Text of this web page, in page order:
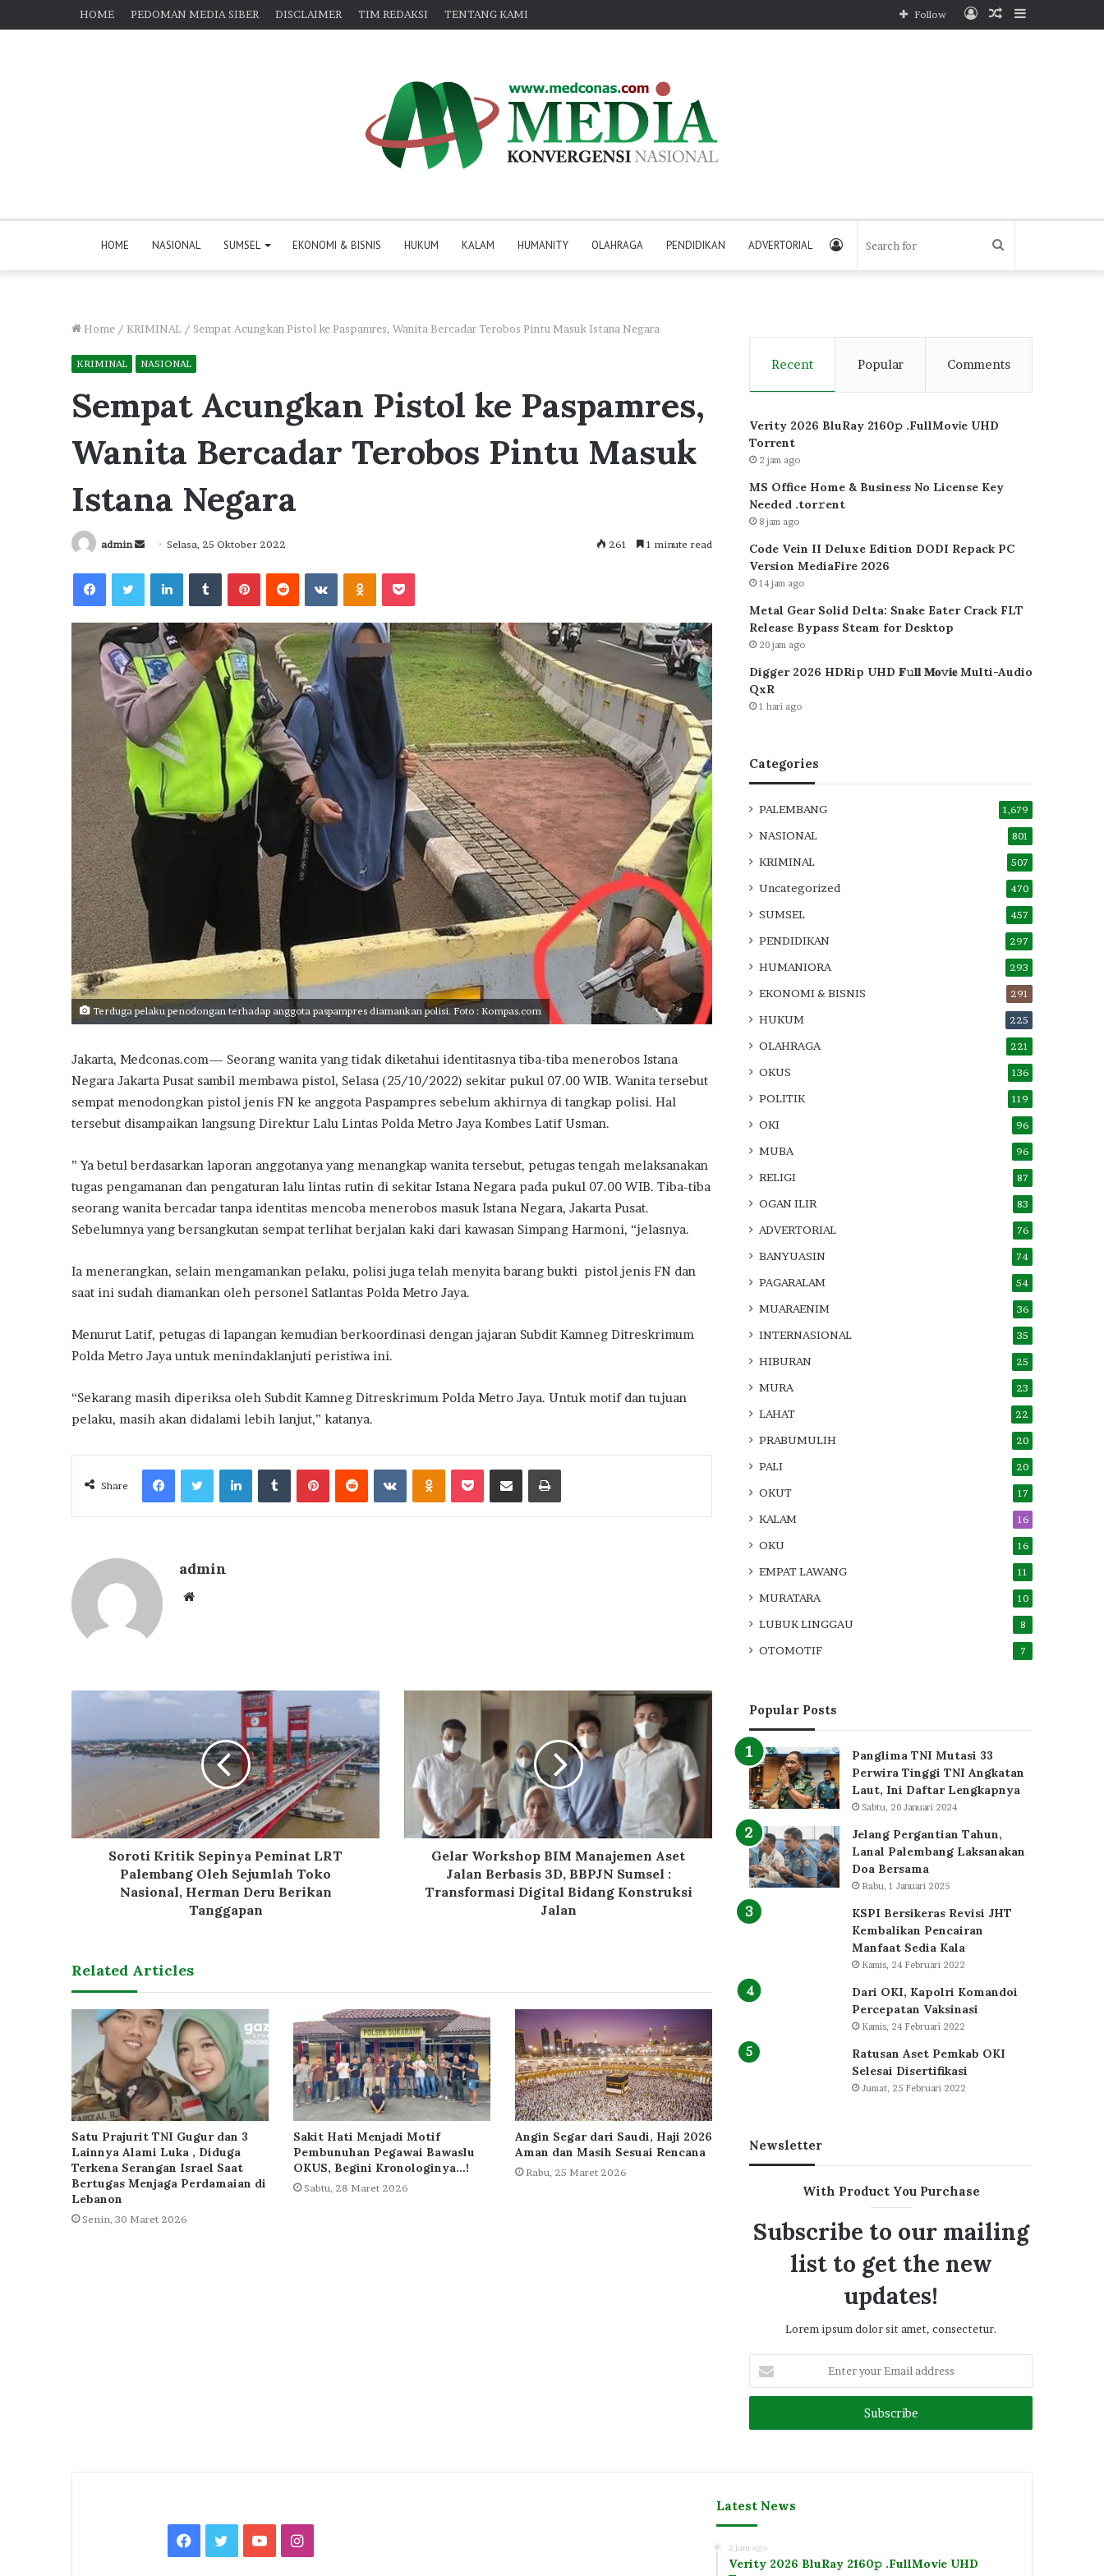
HOME PEDOMAN MEDIA SIBER DISCLAIMER TIM REDAKSI TENTANG KAMI Sidebar
Random
Log
Follow
HOME NASIONAL SUMSEL EKONOMI & BISNIS HUKUM KALAM HUMANITY OLAHRAGA PENDIDIKAN ADVERTORIAL Search
Log
Home / KRIMINAL / Sempat Acungkan Pistol ke Paspamres, Wanita Bercadar Terobos Pintu Masuk Istana Negara
KRIMINAL NASIONAL
Sempat Acungkan Pistol ke Paspamres,
Wanita Bercadar Terobos Pintu Masuk
Istana Negara
admin
Send
email
Selasa, 25 Oktober 2022 261 1 minute read
FacebookTwitterLinkedInTumblrPinterestReddit VKontakteOdnoklassniki
Pocket
Terduga pelaku penodongan terhadap anggota paspampres diamankan polisi. Foto : Kompas.com
Jakarta, Medconas.com— Seorang wanita yang tidak diketahui identitasnya tiba-tiba menerobos Istana
Negara Jakarta Pusat sambil membawa pistol, Selasa (25/10/2022) sekitar pukul 07.00 WIB. Wanita tersebut
sempat menodongkan pistol jenis FN ke anggota Paspampres sebelum akhirnya di tangkap polisi. Hal
tersebut disampaikan langsung Direktur Lalu Lintas Polda Metro Jaya Kombes Latif Usman.
” Ya betul berdasarkan laporan anggotanya yang menangkap wanita tersebut, petugas tengah melaksanakan
tugas pengamanan dan pengaturan lalu lintas rutin di sekitar Istana Negara pada pukul 07.00 WIB. Tiba-tiba
seorang wanita bercadar tanpa identitas mencoba menerobos masuk Istana Negara, Jakarta Pusat.
Sebelumnya yang bersangkutan sempat terlihat berjalan kaki dari kawasan Simpang Harmoni, “jelasnya.
Ia menerangkan, selain mengamankan pelaku, polisi juga telah menyita barang bukti pistol jenis FN dan
saat ini sudah diamankan oleh personel Satlantas Polda Metro Jaya.
Menurut Latif, petugas di lapangan kemudian berkoordinasi dengan jajaran Subdit Kamneg Ditreskrimum
Polda Metro Jaya untuk menindaklanjuti peristiwa ini.
“Sekarang masih diperiksa oleh Subdit Kamneg Ditreskrimum Polda Metro Jaya. Untuk motif dan tujuan
pelaku, masih akan didalami lebih lanjut,” katanya.
Share
FacebookTwitterLinkedInTumblrPinterestReddit VKontakteOdnoklassniki
Pocket Share via Email Print
admin
Website
Soroti Kritik Sepinya Peminat LRT
Palembang Oleh Sejumlah Toko
Nasional, Herman Deru Berikan
Tanggapan
Gelar Workshop BIM Manajemen Aset
Jalan Berbasis 3D, BBPJN Sumsel :
Transformasi Digital Bidang Konstruksi
Jalan
Related Articles
Satu Prajurit TNI Gugur dan 3
Lainnya Alami Luka , Diduga
Terkena Serangan Israel Saat
Bertugas Menjaga Perdamaian di
Lebanon
Senin, 30 Maret 2026
Sakit Hati Menjadi Motif
Pembunuhan Pegawai Bawaslu
OKUS, Begini Kronologinya…!
Sabtu, 28 Maret 2026
Angin Segar dari Saudi, Haji 2026
Aman dan Masih Sesuai Rencana
Rabu, 25 Maret 2026
Recent Popular Comments
Verity 2026 BluRay 2160𝚙 .FullMov𝗂e UHD
Torrent
2 jam ago
MS Office Home & Business No License Key
Needed .tоr𝚛еnt
8 jam ago
Code Vein II Deluxe Edition DODI Repack PC
Version MediaFire 2026
14 jam ago
Metal Gear Solid Delta: Snake Eater Crack FLT
Release Bypass Steam for Desktop
20 jam ago
Digger 2026 HDRip UHD 𝐅𝚞𝐥𝐥 𝐌𝐨𝚟𝐢𝐞 Multi-Audio
QxR
1 hari ago
Categories
PALEMBANG 1,679
NASIONAL 801
KRIMINAL 507
Uncategorized 470
SUMSEL 457
PENDIDIKAN 297
HUMANIORA 293
EKONOMI & BISNIS 291
HUKUM 225
OLAHRAGA 221
OKUS 136
POLITIK 119
OKI 96
MUBA 96
RELIGI 87
OGAN ILIR 83
ADVERTORIAL 76
BANYUASIN 74
PAGARALAM 54
MUARAENIM 36
INTERNASIONAL 35
HIBURAN 25
MURA 23
LAHAT 22
PRABUMULIH 20
PALI 20
OKUT 17
KALAM 16
OKU 16
EMPAT LAWANG 11
MURATARA 10
LUBUK LINGGAU 8
OTOMOTIF 7
Popular Posts
Panglima TNI Mutasi 33
Perwira Tinggi TNI Angkatan
Laut, Ini Daftar Lengkapnya
Sabtu, 20 Januari 2024
Jelang Pergantian Tahun,
Lanal Palembang Laksanakan
Doa Bersama
Rabu, 1 Januari 2025
KSPI Bersikeras Revisi JHT
Kembalikan Pencairan
Manfaat Sedia Kala
Kamis, 24 Februari 2022
Dari OKI, Kapolri Komandoi
Percepatan Vaksinasi
Kamis, 24 Februari 2022
Ratusan Aset Pemkab OKI
Selesai Disertifikasi
Jumat, 25 Februari 2022
Newsletter
With Product You Purchase
Subscribe to our mailing
list to get the new
updates!
Lorem ipsum dolor sit amet, consectetur.
your
Email
Facebook
TwitterYouTubeInstagram
Latest News
2 jam ago
Verity 2026 BluRay 2160𝚙 .FullMov𝗂e UHD